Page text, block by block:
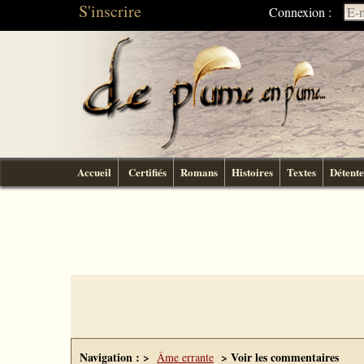
S'inscrire Connexion :
Accueil Certifiés Romans Histoires Textes
Navigation : > Âme errante > Voir les commentaires